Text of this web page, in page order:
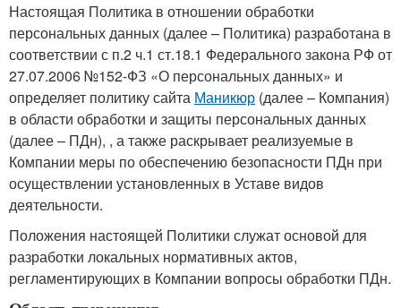
Настоящая Политика в отношении обработки
персональных данных (далее – Политика) разработана в
соответствии с п.2 ч.1 ст.18.1 Федерального закона РФ от
27.07.2006 №152-ФЗ «О персональных данных» и
определяет политику сайта Маникюр (далее – Компания)
в области обработки и защиты персональных данных
(далее – ПДн), , а также раскрывает реализуемые в
Компании меры по обеспечению безопасности ПДн при
осуществлении установленных в Уставе видов
деятельности.
Положения настоящей Политики служат основой для
разработки локальных нормативных актов,
регламентирующих в Компании вопросы обработки ПДн.